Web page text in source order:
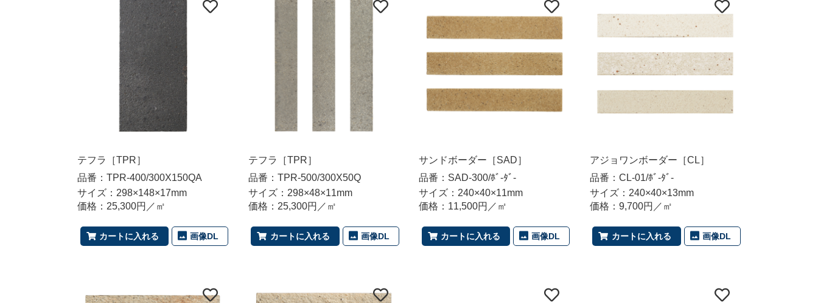
テフラ［TPR］
品番：TPR-400/300X150QA
サイズ：298×148×17mm
価格：25,300円／㎡
カートに入れる 画像DL
テフラ［TPR］
品番：TPR-500/300X50Q
サイズ：298×48×11mm
価格：25,300円／㎡
カートに入れる 画像DL
サンドボーダー［SAD］
品番：SAD-300/ﾎﾞ-ﾀﾞ-
サイズ：240×40×11mm
価格：11,500円／㎡
カートに入れる 画像DL
アジョワンボーダー［CL］
品番：CL-01/ﾎﾞ-ﾀﾞ-
サイズ：240×40×13mm
価格：9,700円／㎡
カートに入れる 画像DL